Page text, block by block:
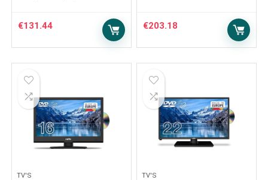
€131.44 €203.18
TV'S TV'S